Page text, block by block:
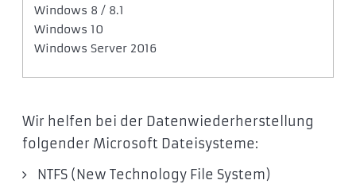
Windows 8 / 8.1
Windows 10
Windows Server 2016
Wir helfen bei der Datenwiederherstellung
folgender Microsoft Dateisysteme:
NTFS (New Technology File System)